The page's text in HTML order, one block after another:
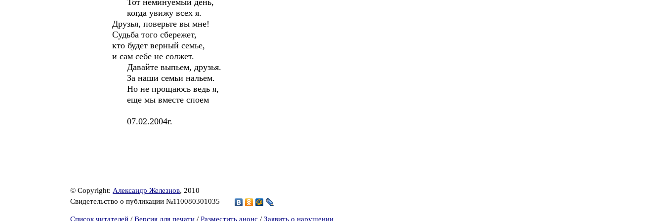
Тот неминуемый день,
когда увижу всех я.
Друзья, поверьте вы мне!
Судьба того сбережет,
кто будет верный семье,
и сам себе не солжет.
Давайте выпьем, друзья.
За наши семьи нальем.
Но не прощаюсь ведь я,
еще мы вместе споем
07.02.2004г.
© Copyright: Александр Железнов, 2010
Свидетельство о публикации №110080301035
Список читателей / Версия для печати / Разместить анонс / Заявить о нарушении